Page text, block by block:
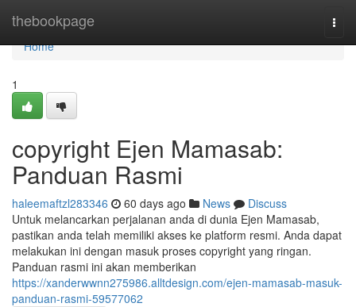
thebookpage
Home
Home
1
copyright Ejen Mamasab:
Panduan Rasmi
haleemaftzl283346 60 days ago News
Discuss
Untuk melancarkan perjalanan anda di dunia Ejen Mamasab,
pastikan anda telah memiliki akses ke platform resmi. Anda dapat
melakukan ini dengan masuk proses copyright yang ringan.
Panduan rasmi ini akan memberikan
https://xanderwwnn275986.alltdesign.com/ejen-mamasab-masuk-
panduan-rasmi-59577062